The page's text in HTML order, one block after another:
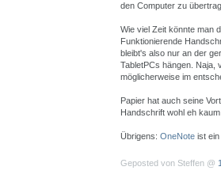
den Computer zu
Wie viel Zeit könnte man
Funktionierende
bleibt's also nur an der
TabletPCs hängen. Naja,
möglicherweise im
Papier hat auch seine
Handschrift wohl eh
Übrigens: OneNote ist
Geposted von Steffen @